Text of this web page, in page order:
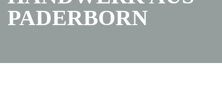
PADERBORN